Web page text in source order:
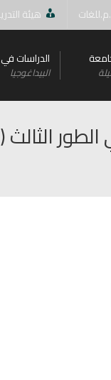
هيئة
الدراسات في
البيداغوجيا
الثالث